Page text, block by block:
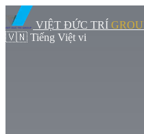
VIỆT ĐỨC TRÍ
🇻🇳 Tiếng Việt vi